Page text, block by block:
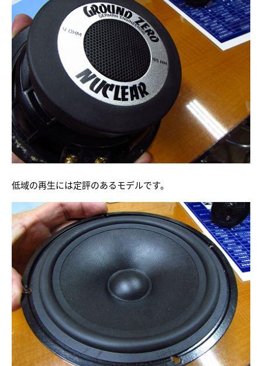
低域の再生には定評のあるモデルです。